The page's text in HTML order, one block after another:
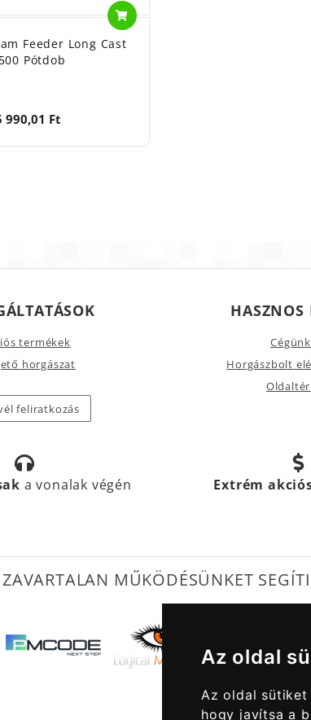
Az oldal
Az oldal sütiket
hogy javítsa a
Feeder Long Cast
Pótdob
990,01 Ft
termékek
horgászat
feliratkozás
HASZNOS
Horgászbolt
a vonalak végén Extrém
ZAVARTALAN MŰKÖDÉSÜNKET